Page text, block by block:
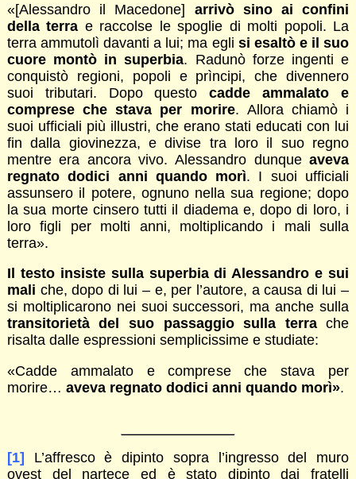
«[Alessandro il Macedone] arrivò sino ai confini
della terra e raccolse le spoglie di molti popoli. La
terra ammutolì davanti a lui; ma egli si esaltò e il suo
cuore montò in superbia. Radunò forze ingenti e
conquistò regioni, popoli e prìncipi, che divennero
suoi tributari. Dopo questocadde ammalato e
comprese che stava per morire. Allora chiamò i
suoi ufficiali più illustri, che erano stati educati con lui
fin dalla giovinezza, e divise tra loro il suo regno
mentre era ancora vivo. Alessandro dunqueaveva
regnato dodici anni quando morì. I suoi ufficiali
assunsero il potere, ognuno nella sua regione; dopo
la sua morte cinsero tutti il diadema e, dopo di loro, i
loro figli per molti anni, moltiplicando i mali sulla
terra».
Il testo insiste sulla superbia di Alessandro e sui
mali che, dopo di lui – e, per l’autore, a causa di lui –
si moltiplicarono nei suoi successori, ma anche sulla
transitorietà del suo passaggio sulla terrache
risalta dalle espressioni semplicissime e studiate:
«Cadde ammalato e comprese che stava per
morire… aveva regnato dodici anni quando morì».
[1] L’affresco è dipinto sopra l’ingresso del muro
ovest del nartece ed è stato dipinto dai fratelli